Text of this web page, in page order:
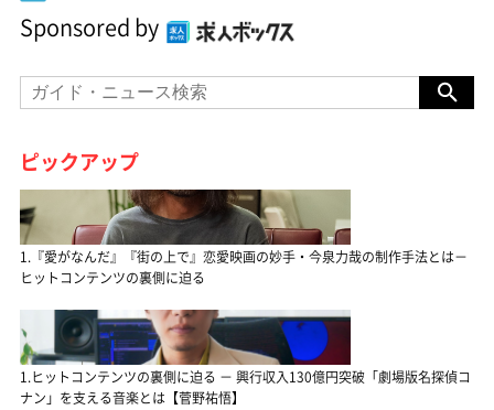
Sponsored by
ピックアップ
1.『愛がなんだ』『街の上で』恋愛映画の妙手・今泉力哉の制作手法とは－
ヒットコンテンツの裏側に迫る
1.ヒットコンテンツの裏側に迫る － 興行収入130億円突破「劇場版名探偵コ
ナン」を支える音楽とは【菅野祐悟】